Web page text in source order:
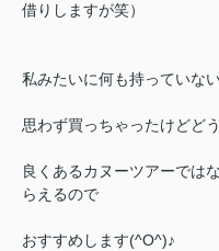
借りしますが笑）
私みたいに何も持っていな
思わず買っちゃったけどど
良くあるカヌーツアーでは
らえるので
おすすめします(^O^)♪